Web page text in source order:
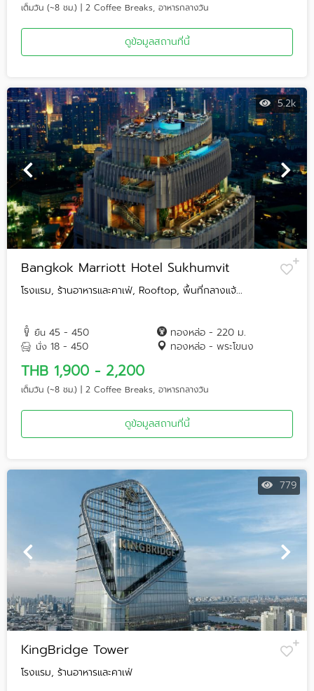
เต็มวัน (~8 ชม.) | 2 Coffee Breaks, อาหารกลางวัน
ดูข้อมูลสถานที่นี้
5.2k
Bangkok Marriott Hotel Sukhumvit
โรงแรม, ร้านอาหารและคาเฟ่, Rooftop, พื้นที่กลางแจ้...
ยืน 45 - 450
นั่ง 18 - 450
ทองหล่อ - 220 ม.
ทองหล่อ - พระโขนง
THB 1,900 - 2,200
เต็มวัน (~8 ชม.) | 2 Coffee Breaks, อาหารกลางวัน
ดูข้อมูลสถานที่นี้
779
KingBridge Tower
โรงแรม, ร้านอาหารและคาเฟ่